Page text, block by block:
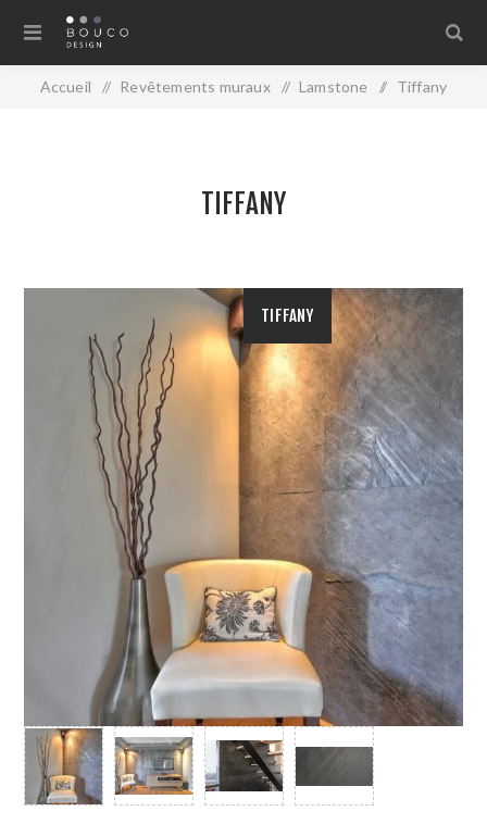
Accueil / Revêtements muraux / Lamstone / Tiffany
TIFFANY
TIFFANY